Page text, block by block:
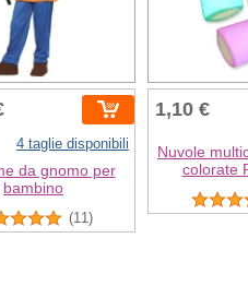
4 taglie disponibili
da gnomo per
bambino
(11)
1,10 €
Nuvole
colorate